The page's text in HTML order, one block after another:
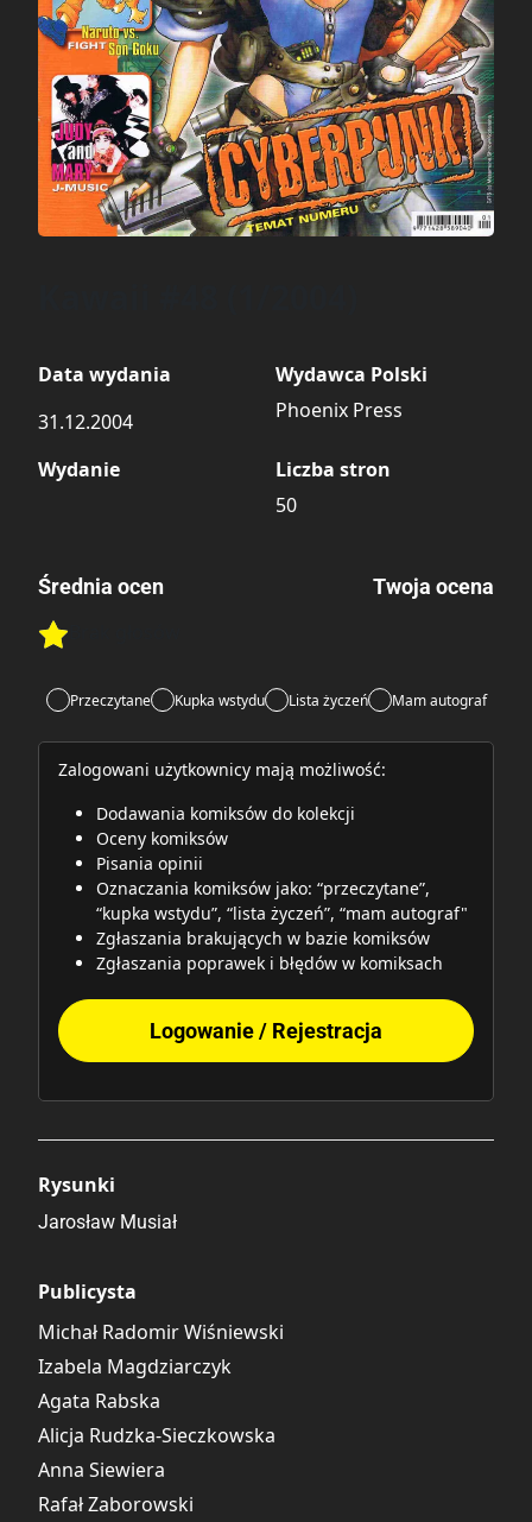
Data wydania
31.12.2004
Wydawca Polski
Phoenix Press
Wydanie
Liczba stron
50
Średnia ocen
Rate this item:
Twoja ocena
Przeczytane Kupka wstydu Lista życzeń Mam autograf
Zalogowani użytkownicy mają możliwość:
Dodawania komiksów do kolekcji
Oceny komiksów
Pisania opinii
Oznaczania komiksów jako: “przeczytane”,
“kupka wstydu”, “lista życzeń”, “mam autograf"
Zgłaszania brakujących w bazie komiksów
Zgłaszania poprawek i błędów w komiksach
Logowanie / Rejestracja
Rysunki
Jarosław Musiał
Publicysta
Michał Radomir Wiśniewski
Izabela Magdziarczyk
Agata Rabska
Alicja Rudzka-Sieczkowska
Anna Siewiera
Rafał Zaborowski